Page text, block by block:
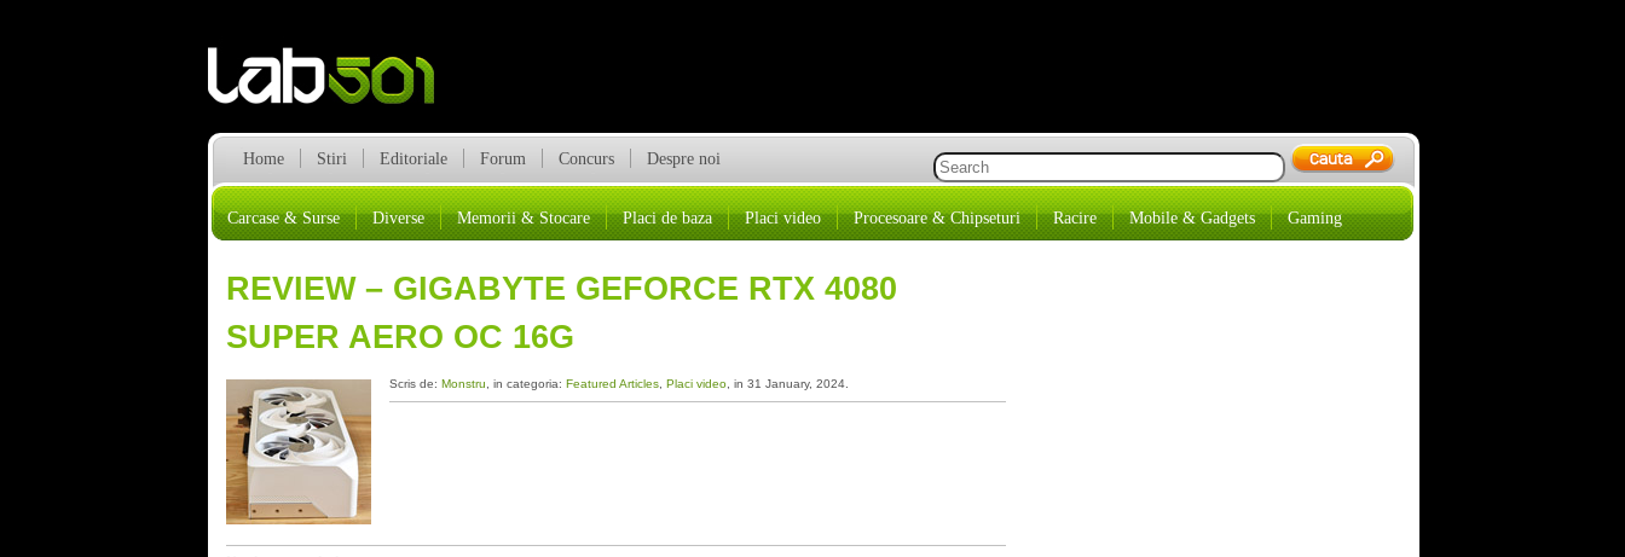
Home Stiri Editoriale Forum Concurs Despre noi
Carcase & Surse Diverse Memorii & Stocare Placi de baza Placi video Procesoare & Chipseturi Racire Mobile & Gadgets Gaming
REVIEW – GIGABYTE GEFORCE RTX 4080
SUPER AERO OC 16G
Scris de: Monstru , in categoria: Featured Articles, Placi video, in 31 January, 2024.